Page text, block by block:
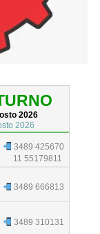
2026
2026
3489 425670
11 55179811
3489 666813
3489 310131